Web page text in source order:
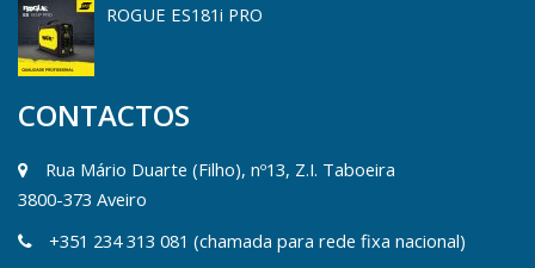
ROGUE ES181i PRO
CONTACTOS
Rua Mário Duarte (Filho), nº13, Z.I. Taboeira
3800-373 Aveiro
+351 234 313 081 (chamada para rede fixa nacional)